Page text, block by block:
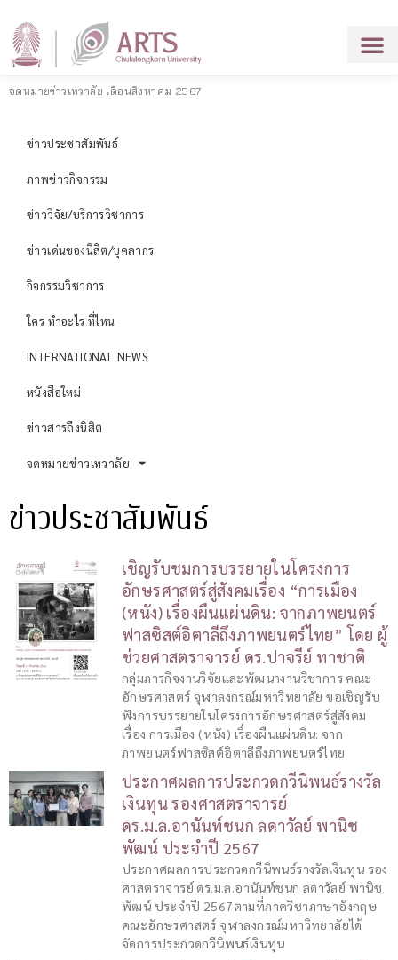
จดหมายข่าวเทวาลัย เดือนสิงหาคม 2567
ข่าวประชาสัมพันธ์
ภาพข่าวกิจกรรม
ข่าววิจัย/บริการวิชาการ
ข่าวเด่นของนิสิต/บุคลากร
กิจกรรมวิชาการ
ใคร ทำอะไร ที่ไหน
INTERNATIONAL NEWS
หนังสือใหม่
ข่าวสารถึงนิสิต
จดหมายข่าวเทวาลัย
ข่าวประชาสัมพันธ์
เชิญรับชมการบรรยายในโครงการ
อักษรศาสตร์สู่สังคมเรื่อง “การเมือง
(หนัง) เรื่องผืนแผ่นดิน: จากภาพยนตร์
ฟาสซิสต์อิตาลีถึงภาพยนตร์ไทย” โดย ผู้
ช่วยศาสตราจารย์ ดร.ปาจรีย์ ทาชาติ
กลุ่มภารกิจงานวิจัยและพัฒนางานวิชาการ คณะ
อักษรศาสตร์ จุฬาลงกรณ์มหาวิทยาลัย ขอเชิญรับ
ฟังการบรรยายในโครงการอักษรศาสตร์สู่สังคม
เรื่อง การเมือง (หนัง) เรื่องผืนแผ่นดิน: จาก
ภาพยนตร์ฟาสซิสต์อิตาลีถึงภาพยนตร์ไทย
ประกาศผลการประกวดกวีนิพนธ์รางวัล
เงินทุน รองศาสตราจารย์
ดร.ม.ล.อานันท์ชนก ลดาวัลย์ พานิช
พัฒน์ ประจำปี 2567
ประกาศผลการประกวดกวีนิพนธ์รางวัลเงินทุน รอง
ศาสตราจารย์ ดร.ม.ล.อานันท์ชนก ลดาวัลย์ พานิช
พัฒน์ ประจำปี 2567ตามที่ภาควิชาภาษาอังกฤษ
คณะอักษรศาสตร์ จุฬาลงกรณ์มหาวิทยาลัยได้
จัดการประกวดกวีนิพนธ์เงินทุน